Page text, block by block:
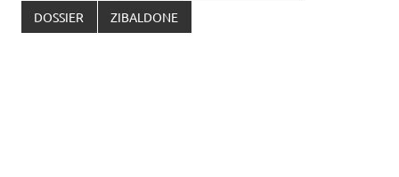
DOSSIER ZIBALDONE